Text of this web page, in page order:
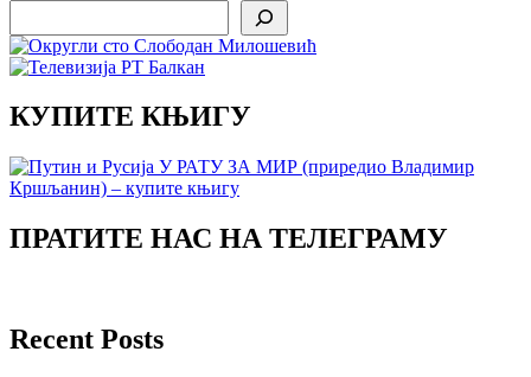
КУПИТЕ КЊИГУ
ПРАТИТЕ НАС НА ТЕЛЕГРАМУ
Recent Posts